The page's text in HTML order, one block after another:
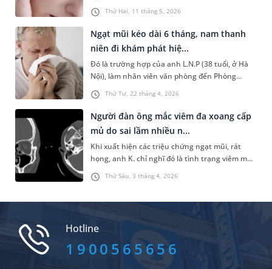
Thứ Hai, 11 tháng 5, 2026
mua thuốc điều trị tại nhà. Tuy nhiên, tình
trạng không cải thiện mà còn xuất hiện đau tai,
ù tai, nghe kém tăng dần. Khi đến thăm khám
chuyên khoa Tai Mũi Họng tại MEDLATEC, bệnh
nhân được chẩn đoán viêm đa xoang cấp bội
nhiễm, biến chứng viêm tai giữa cấp.
Thứ Tư, 22 tháng 4, 2026
Ngạt mũi kéo dài 6 tháng, nam thanh
niên đi khám phát hiệ...
Đó là trường hợp của anh L.N.P (38 tuổi, ở Hà
Nội), làm nhân viên văn phòng đến Phòng
khám Đa khoa MEDLATEC Tây Hồ khám do
ngạt mũi phải. Với chẩn đoán u nhú mũi xoang,
bệnh nhân có chỉ định thực hiện phẫu thuật và
may mắn chấm dứt hoàn toàn tình trạng ngạt
mũi kéo dài suốt 6 tháng.
Thứ Sáu, 3 tháng 4, 2026
Người đàn ông mắc viêm đa xoang cấp
mủ do sai lầm nhiều n...
Khi xuất hiện các triệu chứng ngạt mũi, rát
họng, anh K. chỉ nghĩ đó là tình trạng viêm mũi
- họng thông thường nên tự ý mua kháng sinh
về dùng. Sau nhiều ngày điều trị tại nhà không
đến khi đến MEDLATEC thăm khám, anh mới
hệ quả từ việc chủ quan và tự điều trị sai cách,
một sai lầm không hiếm gặp ở nhiều người.
Hotline
1900565656